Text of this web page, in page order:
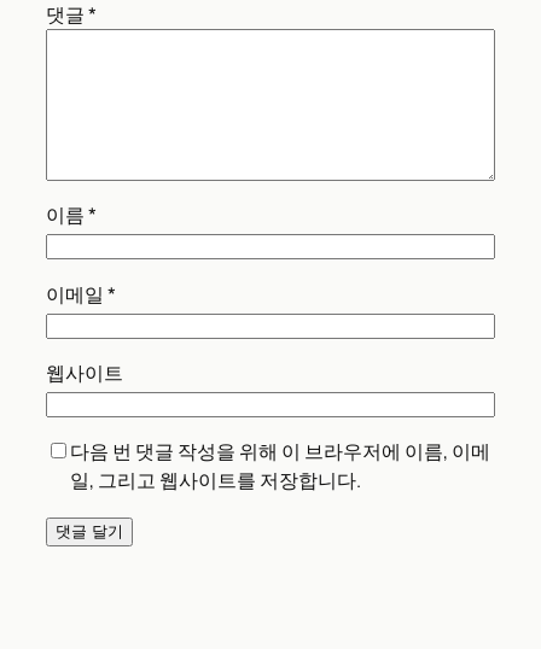
댓글*
이름*
이메일 *
웹사이트
다음 번 댓글 작성을 위해 이 브라우저에 이름, 이메
일, 그리고 웹사이트를 저장합니다.